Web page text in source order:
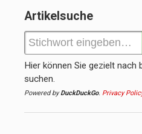
Artikelsuche
Hier können Sie gezielt nach
suchen.
Powered byDuckDuckGo. Privacy